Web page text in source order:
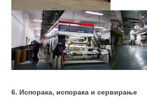
6. Испорака, испорака и сервирање